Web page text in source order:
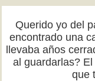
Querido yo del
encontrado una
llevaba años
al guardarlas?
que